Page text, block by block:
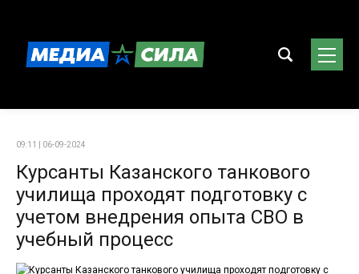
09:11 | 06-09-2024
Курсанты Казанского танкового
училища проходят подготовку с
учетом внедрения опыта СВО в
учебный процесс